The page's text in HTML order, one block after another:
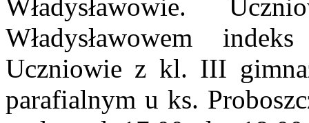
Władysławowie.
Władysławowem
Uczniowie z kl. III
parafialnym u ks.